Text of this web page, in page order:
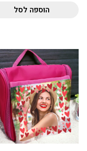
הוספה לסל